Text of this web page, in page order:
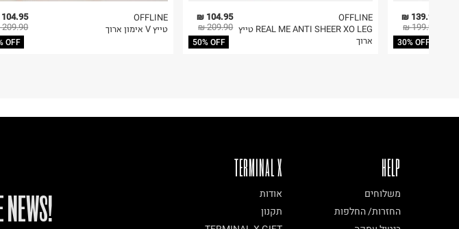
104.95 ₪
209.90 ₪
OFF
OFFLINE
טייץ V אימון ארוך
104.95 ₪
209.90 ₪
50% OFF
OFFLINE
REAL ME ANTI SHEER XO LEG טייץ
ארוך
139.93 ₪
199.90 ₪
30% OFF
!GET THE NEWS
TERMINAL X
אודות
תקנון
HELP
משלוחים
החזרות/ החלפות